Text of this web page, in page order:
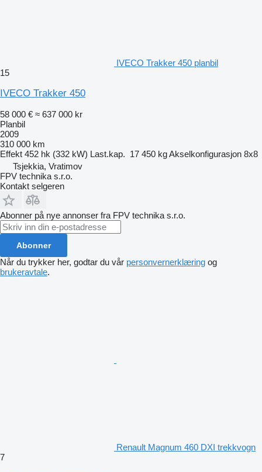
IVECO Trakker 450 planbil
15
IVECO Trakker 450
58 000 € ≈ 637 000 kr
Planbil
2009
310 000 km
Effekt 452 hk (332 kW) Last.kap. 17 450 kgAkselkonfigurasjon 8x8
Tsjekkia, Vratimov
FPV technika s.r.o.
Kontakt selgeren
Abonner på nye annonser fra FPV technika s.r.o.
Abonner
Når du trykker her, godtar du vår personvernerklæring og
brukeravtale.
Renault Magnum 460 DXI trekkvogn
7